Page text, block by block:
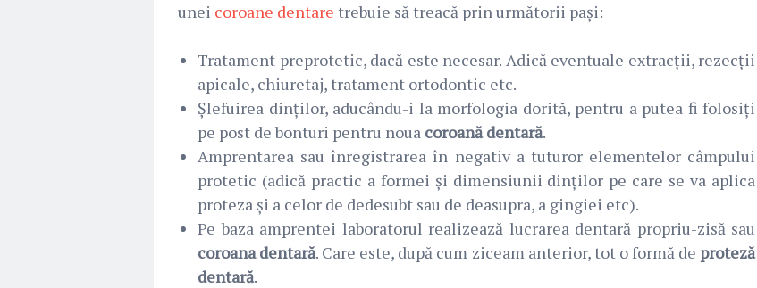
unei coroane dentare trebuie să treacă prin următorii pași:
Tratament preprotetic, dacă este necesar. Adică eventuale extracții, rezecții
apicale, chiuretaj, tratament ortodontic etc.
Șlefuirea dinților, aducându-i la morfologia dorită, pentru a putea fi folosiți
pe post de bonturi pentru noua coroană dentară.
Amprentarea sau înregistrarea în negativ a tuturor elementelor câmpului
protetic (adică practic a formei și dimensiunii dinților pe care se va aplica
proteza și a celor de dedesubt sau de deasupra, a gingiei etc).
Pe baza amprentei laboratorul realizează lucrarea dentară propriu-zisă sau
coroana dentară. Care este, după cum ziceam anterior, tot o formă de proteză
dentară.